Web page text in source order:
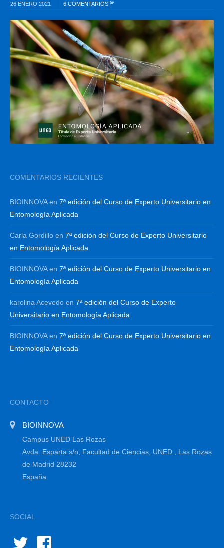
26 ENERO 2021 6 COMENTARIOS
COMENTARIOS RECIENTES
BIOINNOVAen 7ª edición del Curso de Experto Universitario en
Entomología Aplicada
Carla Gordillo en 7ª edición del Curso de Experto Universitario
en Entomología Aplicada
BIOINNOVAen 7ª edición del Curso de Experto Universitario en
Entomología Aplicada
karolina Acevedo en 7ª edición del Curso de Experto
Universitario en Entomología Aplicada
BIOINNOVAen 7ª edición del Curso de Experto Universitario en
Entomología Aplicada
CONTACTO
BIOINNOVA
Campus UNED Las Rozas
Avda. Esparta s/n, Facultad de Ciencias, UNED , Las Rozas
de Madrid 28232
España
SOCIAL